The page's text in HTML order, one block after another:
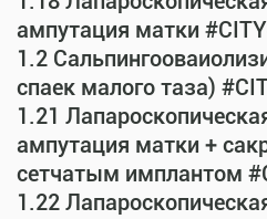
ампутация матки
1.2
спаек малого таза)
1.21
ампутация матки +
сетчатым имплантом
1.22